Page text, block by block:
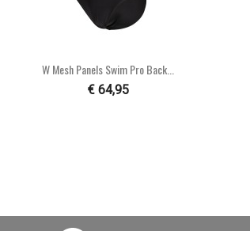
Snel bekijken
W Mesh Panels Swim Pro Back...
€ 64,95